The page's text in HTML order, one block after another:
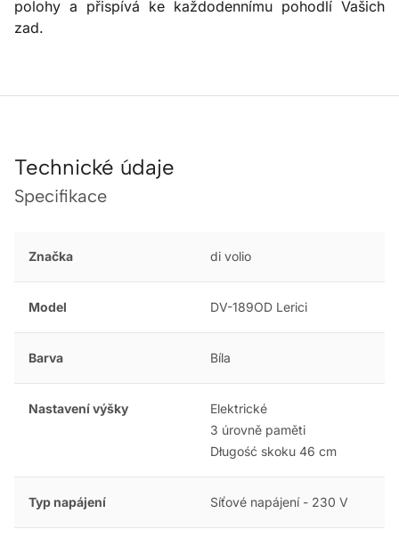
polohy a přispívá ke každodennímu pohodlí Vašich
zad.
Technické údaje
Specifikace
Značka di volio
Model DV-189OD Lerici
Barva Bíla
Nastavení výšky
Elektrické
3 úrovně paměti
Długość skoku 46 cm
Typ napájení Síťové napájení - 230 V